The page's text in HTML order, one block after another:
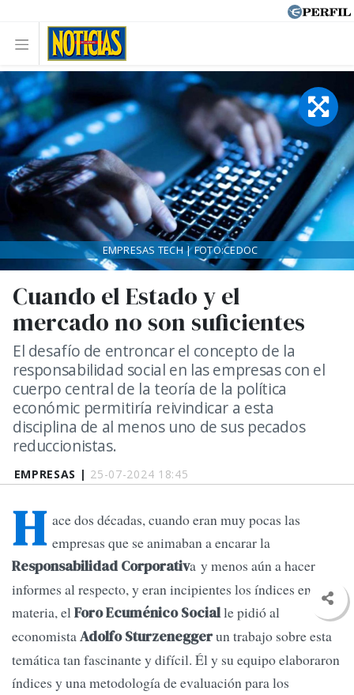
EMPRESAS | 25-07-2024 18:45
Cuando el Estado y el
mercado no son suficientes
El desafío de entroncar el concepto de la
responsabilidad social en las empresas con el
cuerpo central de la teoría de la política
económic permitiría reivindicar a esta
disciplina de al menos uno de sus pecados
reduccionistas.
EMPRESAS TECH | FOTO:CEDOC
H ace dos décadas, cuando eran muy pocas las
empresas que se animaban a encarar la
Responsabilidad Corporativa y menos aún a hacer
informes al respecto, y eran incipientes los índices en la
materia, elForo Ecuménico Socialle pidió al
economistaAdolfo Sturzeneggerun trabajo sobre esta
temática tan fascinante y difícil. Él y su equipo elaboraron
índices y una metodología de evaluación para los